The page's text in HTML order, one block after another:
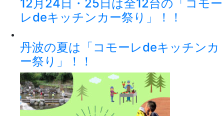
12月24日・25日は全12台の「コモー
レdeキッチンカー祭り」！！
丹波の夏は「コモーレdeキッチンカ
ー祭り」！！